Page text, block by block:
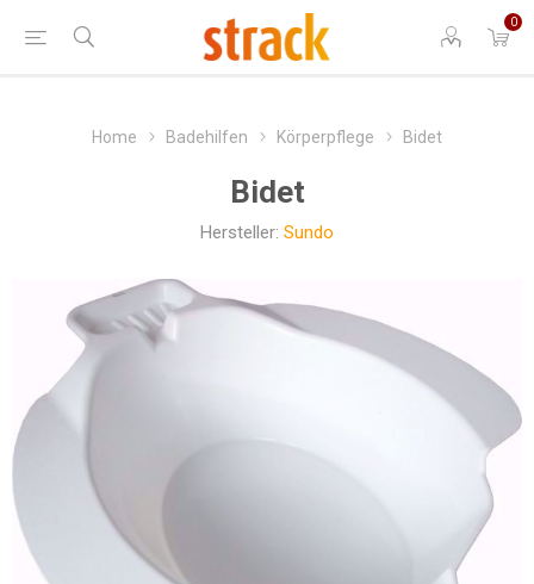
0
Home Badehilfen Körperpflege Bidet
Bidet
Hersteller: Sundo